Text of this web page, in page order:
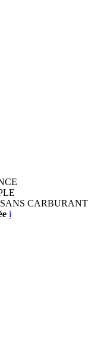
CARBURANT
i